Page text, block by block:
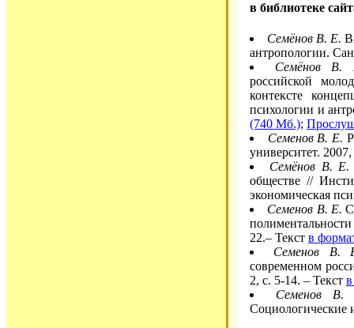
в библиотеке
Семёнов В. Е.
антропологии.
Семёнов В.
российской
контексте
психологии и
(740 Мб.);
Семенов В. Е.
университет.
Семёнов В. Е.
обществе //
экономическая
Семенов В. Е.
22.– Текст в
Семенов В.
современном
2, с. 5-14. – Текст
Семенов В.
Социологические